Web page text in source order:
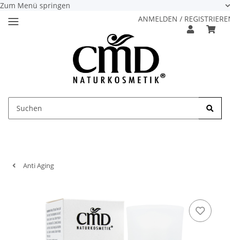
Zum Menü springen
ANMELDEN /
Anti Aging